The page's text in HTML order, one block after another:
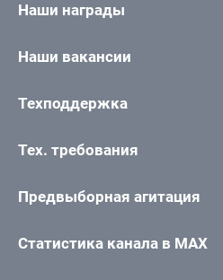
Наши награды
Наши вакансии
Техподдержка
Тех. требования
Предвыборная агитация
Статистика канала в MAX